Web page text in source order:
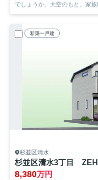
でしょうか。大空のもと、家
新築一戸建
杉並区清水
8,380万円